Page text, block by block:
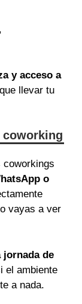
y acceso a
llevar tu
coworking
coworkings
o
vayas a ver
jornada de
el ambiente
a nada.